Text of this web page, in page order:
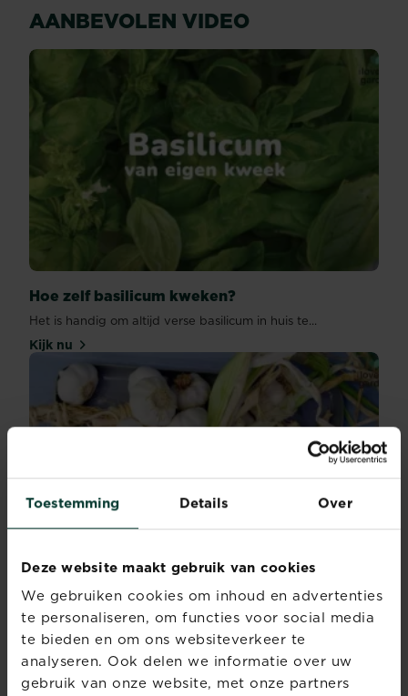
Toestemming Details Over
Deze website maakt gebruik van cookies
We gebruiken cookies om inhoud en advertenties
te personaliseren, om functies voor social media
te bieden en om ons websiteverkeer te
analyseren. Ook delen we informatie over uw
gebruik van onze website, met onze partners
AANBEVOLEN VIDEO
Hoe zelf basilicum kweken?
Het is handig om altijd verse basilicum in huis te...
Kijk nu
Hoe knoflook kweken ?
Wil je leren hoe je zelf knoflook in de tuin kunt...
Kijk nu